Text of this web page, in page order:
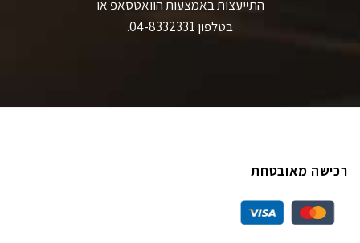
התייעצות באמצעות הוואטסאפ או
בטלפון 04-8332331.
רכישה מאובטחת